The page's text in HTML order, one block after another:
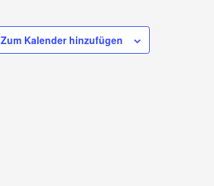
Zum Kalender hinzufügen